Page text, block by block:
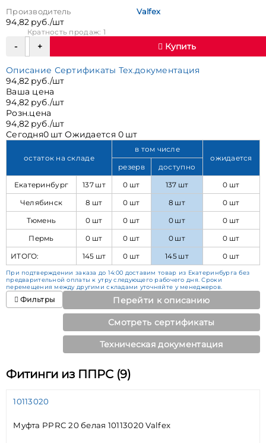
Производитель
Valfex
94,82 руб./шт
Кратность продаж: 1
Купить
Описание Сертификаты Тех.документация
94,82 руб./шт
Ваша цена
94,82 руб./шт
Розн.цена
94,82 руб./шт
Сегодня0 шт Ожидается 0 шт
остаток на складе
в том числе
ожидается
резерв
доступно
Екатеринбург
137 шт 0 шт 137 шт
0 шт
Челябинск
8 шт 0 шт 8 шт
0 шт
Тюмень
0 шт 0 шт 0 шт
0 шт
Пермь
0 шт 0 шт 0 шт
0 шт
ИТОГО:
145 шт 0 шт 145 шт 0 шт
При подтверждении заказа до 14:00 доставим товар из Екатеринбурга без
предварительной оплаты к утру следующего рабочего дня. Сроки
перемещения между другими складами уточняйте у менеджеров.
Фильтры Перейти к описанию
Смотреть сертификаты
Техническая документация
Фитинги из ППРС (9)
10113020
Муфта PPRC 20 белая 10113020 Valfex